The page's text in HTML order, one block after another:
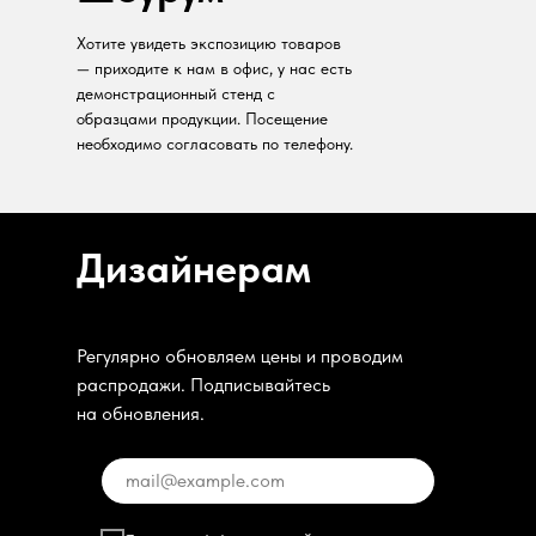
Хотите увидеть экспозицию товаров
— приходите к нам в офис, у нас есть
демонстрационный стенд с
образцами продукции. Посещение
необходимо согласовать по телефону.
Дизайнерам
Регулярно обновляем цены и проводим
распродажи. Подписывайтесь
на обновления.